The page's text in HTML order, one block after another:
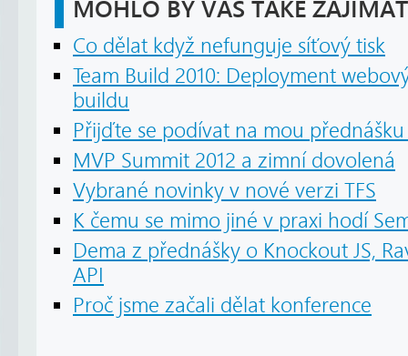
MOHLO BY VÁS TAKÉ ZAJÍMAT
Co dělat když nefunguje síťový tisk
Team Build 2010: Deployment
buildu
Přijďte se podívat na mou
MVP Summit 2012 a zimní dovolená
Vybrané novinky v nové verzi TFS
K čemu se mimo jiné v praxi hodí
Dema z přednášky o Knockout JS,
API
Proč jsme začali dělat konference